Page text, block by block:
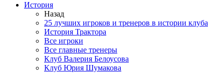
История
Назад
25 лучших игроков и тренеров в истории клуба
История Трактора
Все игроки
Все главные тренеры
Клуб Валерия Белоусова
Клуб Юрия Шумакова